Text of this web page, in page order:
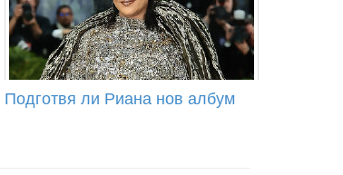
Подготвя ли Риана нов албум